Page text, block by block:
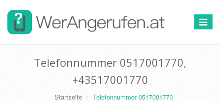
Toggle
Telefonnummer 0517001770,
+43517001770
Startseite Telefonnummer 0517001770